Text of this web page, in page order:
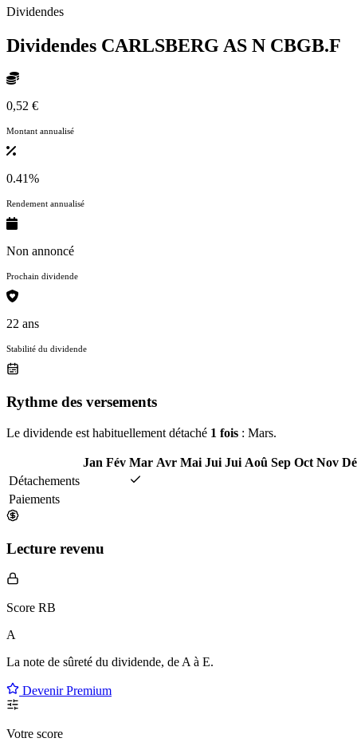
Dividendes
Dividendes CARLSBERG AS N CBGB.F
0,52 €
Montant annualisé
0.41%
Rendement annualisé
Non annoncé
Prochain dividende
22 ans
Stabilité du dividende
Rythme des versements
Le dividende est habituellement détaché 1 fois : Mars.
Jan Fév Mar Avr Mai Jui Jui Aoû Sep Oct Nov
Détachements
Paiements
Lecture revenu
Score RB
A
La note de sûreté du dividende, de A à E.
Devenir Premium
Votre score